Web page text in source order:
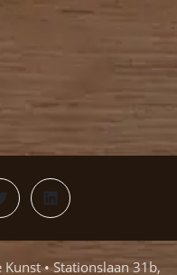
LinkedIn
• Stationslaan 31b,